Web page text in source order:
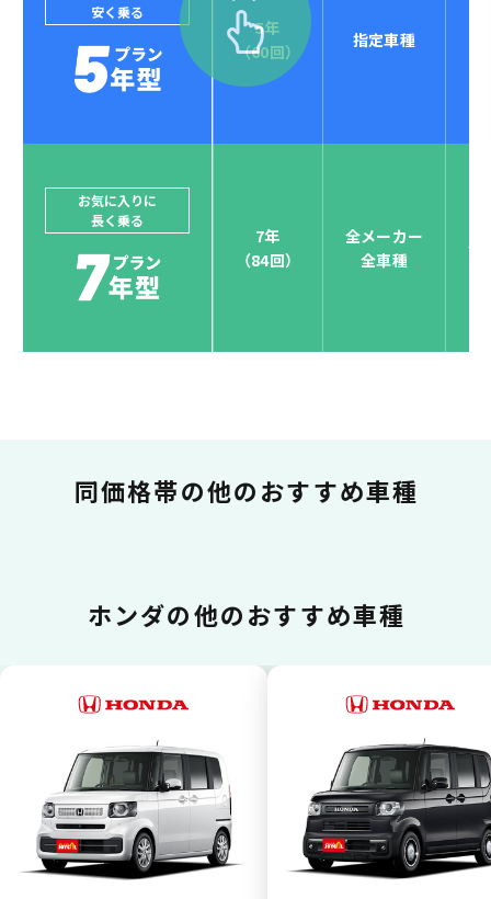
POINT
4
セブンマックスなら
クレジットカード払い可能
ジョイカルジャパンでは、カーリース決済を国際5大カ
他にはないサービスがクレジットカード決済、賢くポ
イント運用も！
ポイント還元
カードで支払い
普段のお買い物同様、お車の月々利用料をカ
ード払いが可能です。
安く乗る
5年
（60回）
指定車種
お気に入りに
長く乗る
7年
（84回）
全メーカー
全車種
全
同価格帯の他のおすすめ車種
ホンダの他のおすすめ車種